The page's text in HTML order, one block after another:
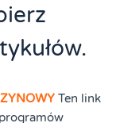
Ten link